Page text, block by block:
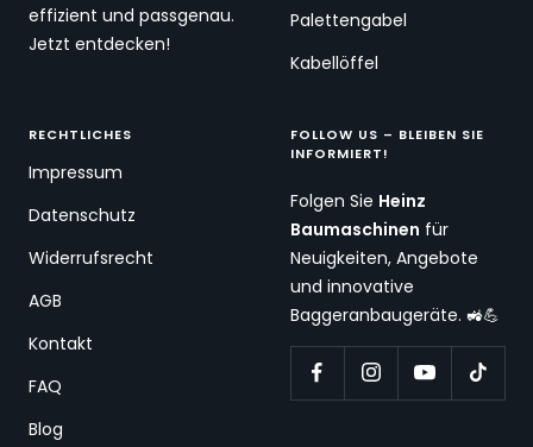
effizient und passgenau.
Jetzt entdecken!
Palettengabel
Kabellöffel
RECHTLICHES
Impressum
Datenschutz
Widerrufsrecht
AGB
Kontakt
FAQ
Blog
FOLLOW US – BLEIBEN SIE
INFORMIERT!
Folgen Sie Heinz
Baumaschinen für
Neuigkeiten, Angebote
und innovative
Baggeranbaugeräte. 🚜💪